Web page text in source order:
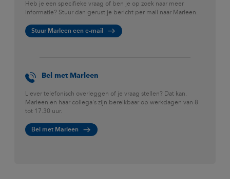
Heb je een specifieke vraag of ben je op zoek naar meer
informatie? Stuur dan gerust je bericht per mail naar Marleen.
Stuur Marleen een e-mail
Bel met Marleen
Liever telefonisch overleggen of je vraag stellen? Dat kan.
Marleen en haar collega's zijn bereikbaar op werkdagen van 8
tot 17.30 uur.
Bel met Marleen